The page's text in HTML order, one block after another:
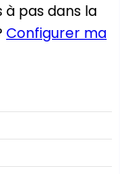
à pas dans la
Configurer ma